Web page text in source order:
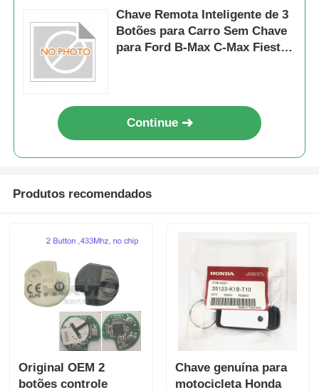
Chave Remota Inteligente de 3
Botões para Carro Sem Chave
para Ford B-Max C-Max Fiesta
Continue
Produtos recomendados
Original OEM 2
botões controle
Chave genuína para
motocicleta Honda